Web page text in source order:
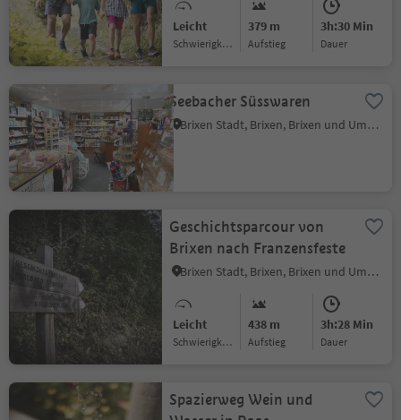
Leicht
Schwierigkeitsgrad
379 m
Aufstieg
3h:30 Min
Dauer
Seebacher Süsswaren
Brixen Stadt, Brixen, Brixen und Umgebung
Geschichtsparcour von
Brixen nach Franzensfeste
Brixen Stadt, Brixen, Brixen und Umgebung
Leicht
Schwierigkeitsgrad
438 m
Aufstieg
3h:28 Min
Dauer
Spazierweg Wein und